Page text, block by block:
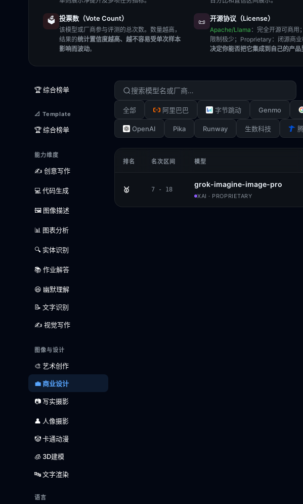
🗳️ 投票数（Vote Count）
该模型或厂商参与评测的总次数。数量越高，
结果的统计置信度越高、越不容易受单次样本
影响而波动。
📜 开源协议（License）
Apache/Llama ：完全开源可商用；
限制极少； Proprietary ：闭源商业
决定你能否把它集成到自己的产品
🏆 综合榜单
📐 Template
🏆 综合榜单
能力维度
✍️ 创意写作
💻 代码生成
🖼️ 图像描述
📊 图表分析
🔍 实体识别
📚 作业解答
😆 幽默理解
📝 文字识别
✍️ 视觉写作
图像与设计
🎨 艺术创作
💼 商业设计
📷 写实摄影
👤 人像摄影
🤡 卡通动漫
🧊 3D建模
🔤 文字渲染
语言
全部 阿里巴巴 字节跳动 Genmo
OpenAI Pika Runway 生数科技
排名 名次区间 模型
🥇 7 - 18
grok-imagine-image-pro
XAI · PROPRIETARY